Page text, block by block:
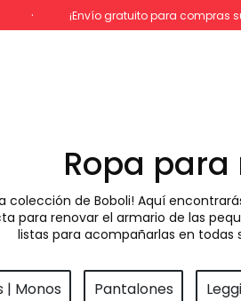
¡Envío gratuito para compras
Ropa para
colección de Boboli! Aquí
para renovar el armario de las
listas para acompañarlas en todas
| Monos Pantalones